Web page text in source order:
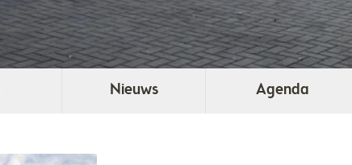
Nieuws Agenda